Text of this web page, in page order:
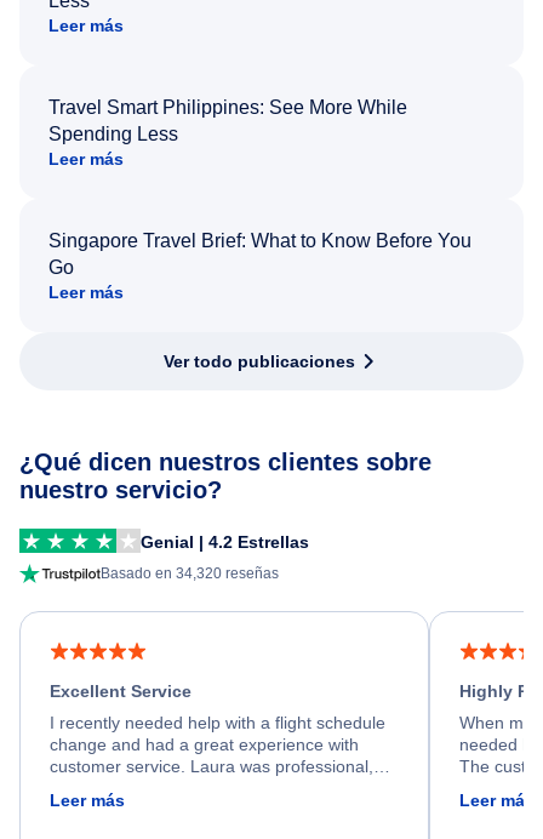
Leer más
Travel Smart Philippines: See More While
Spending Less
Leer más
Singapore Travel Brief: What to Know Before You
Go
Leer más
Ver todo publicaciones
¿Qué dicen nuestros clientes sobre
nuestro servicio?
Genial | 4.2 Estrellas
Basado en 34,320 reseñas
Excellent Service
I recently needed help with a flight schedule
change and had a great experience with
customer service. Laura was professional,
friendly, and very helpful throughout the
process. She quickly found a solution and
Leer más
Highly
When my
needed
The
calm,
Leer más